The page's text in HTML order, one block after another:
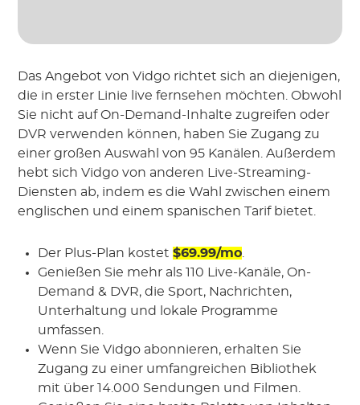
Das Angebot von Vidgo richtet sich an diejenigen,
die in erster Linie live fernsehen möchten. Obwohl
Sie nicht auf On-Demand-Inhalte zugreifen oder
DVR verwenden können, haben Sie Zugang zu
einer großen Auswahl von 95 Kanälen. Außerdem
hebt sich Vidgo von anderen Live-Streaming-
Diensten ab, indem es die Wahl zwischen einem
englischen und einem spanischen Tarif bietet.
Der Plus-Plan kostet$69.99/mo
Genießen Sie mehr als 110 Live-Kanäle, On-
Demand & DVR, die Sport, Nachrichten,
Unterhaltung und lokale Programme
umfassen.
Wenn Sie Vidgo abonnieren, erhalten Sie
Zugang zu einer umfangreichen Bibliothek
mit über 14.000 Sendungen und Filmen.